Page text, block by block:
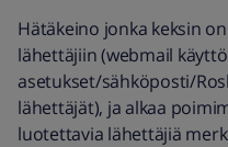
Hätäkeino jonka keksin
lähettäjiin (webmail
asetukset/sähköposti/
lähettäjät), ja alkaa
luotettavia lähettäjiä